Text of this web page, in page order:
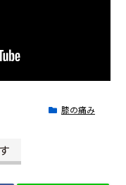
膝の痛み